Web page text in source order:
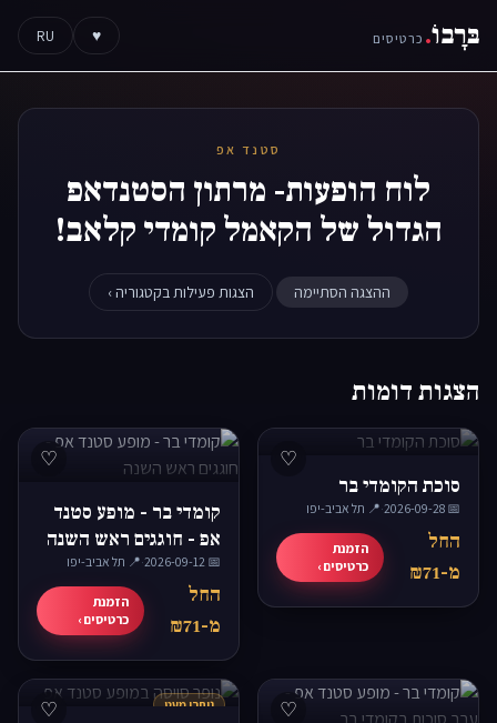
בּרָבוֹ. כרטיסים ♥
RU
סטנד אפ
לוח הופעות- מרתון הסטנדאפ
הגדול של הקאמל קומדי קלאב!
ההצגה הסתיימה הצגות פעילות בקטגוריה ›
הצגות דומות
♡
סוכת הקומדי בר
📅 2026-09-28
·📍 תל אביב-יפו
החל
מ-₪71
הזמנת
כרטיסים ›
♡
קומדי בר - מופע סטנד
אפ - חוגגים ראש השנה
📅 2026-09-12
·📍 תל אביב-יפו
החל
מ-₪71
הזמנת
כרטיסים ›
♡
♡ נותרו מעט